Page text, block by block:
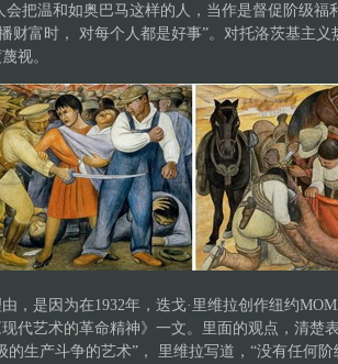
会把温和如奥巴马这样的人，当作是督促阶级福
财富时， 对每个人都是好事”。对托洛茨基主义
视。
，是因为在1932年，迭戈·里维拉创作纽约
代艺术的革命精神》一文。里面的观点，清楚
的生产斗争的艺术”， 里维拉写道，“没有任何